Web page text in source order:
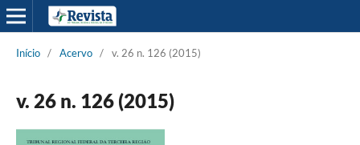
Início / Acervo / v. 26 n. 126 (2015)
v. 26 n. 126 (2015)